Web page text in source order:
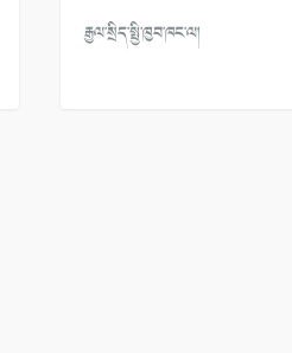
རྒྱལ་སྲིད་སྤྱི་ཁྱབ་ཁང་ལ།